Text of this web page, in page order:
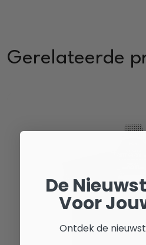
Gerelateerde
De
Voor
Ontdek de